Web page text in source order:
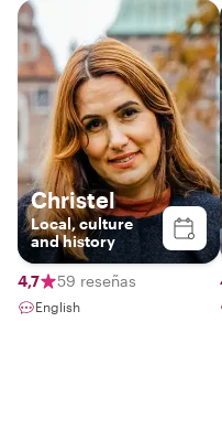
Christel
Local, culture
and history
4,7 59 reseñas
English